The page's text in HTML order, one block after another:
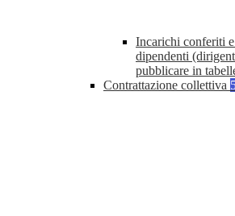
Incarichi conferiti
dipendenti
pubblicare in
Contrattazione collettiva